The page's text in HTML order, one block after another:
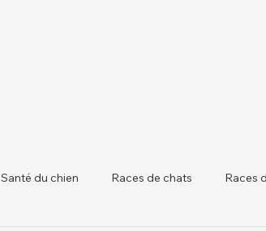
Santé du chien Races de chats Races